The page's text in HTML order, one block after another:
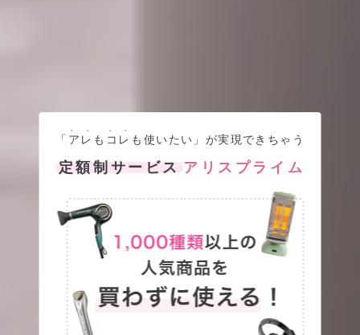
「 アレ
●●
も コレ
●●
も使いたい」が実現できちゃう
定額制サービス アリスプライム